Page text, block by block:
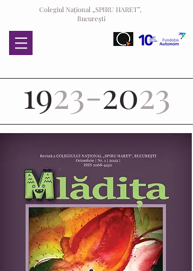
Colegiul Național „SPIRU HARET”,
București
1923-2023